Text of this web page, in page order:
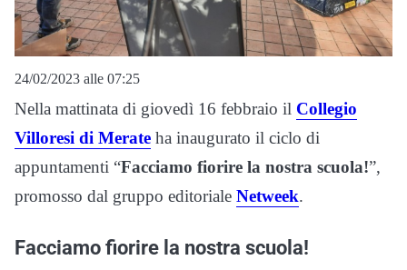
24/02/2023 alle 07:25
Nella mattinata di giovedì 16 febbraio il Collegio
Villoresi di Merate ha inaugurato il ciclo di
appuntamenti “Facciamo fiorire la nostra scuola!”,
promosso dal gruppo editoriale Netweek.
Facciamo fiorire la nostra scuola!